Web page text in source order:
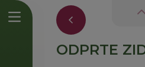
ODPRTE